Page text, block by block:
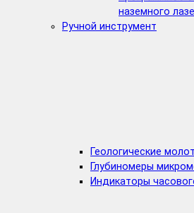
наземного
Ручной инструмент
Геологические
Глубиномеры
Индикаторы